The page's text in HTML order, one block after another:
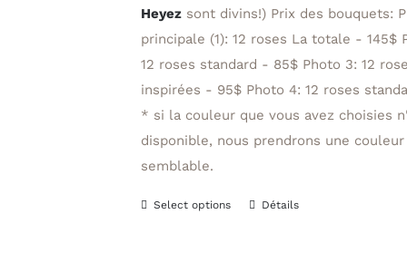
Heyez sont divins!) Prix des bouquets:
principale (1): 12 roses La totale - 145$
12 roses standard - 85$ Photo 3: 12
inspirées - 95$ Photo 4: 12 roses
* si la couleur que vous avez choisies
disponible, nous prendrons une couleur
semblable.
Select options
CeDétails